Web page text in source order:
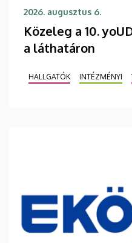
2026. augusztus 6.
Közeleg a 10.
a láthatáron
HALLGATÓK INTÉZMÉNYI